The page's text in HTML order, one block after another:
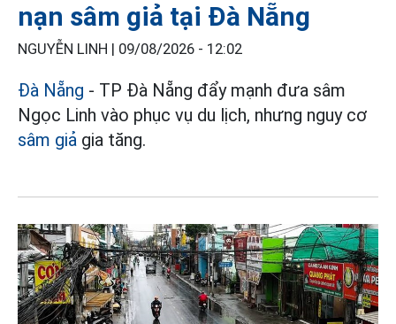
nạn sâm giả tại Đà Nẵng
NGUYỄN LINH | 09/08/2026 - 12:02
Đà Nẵng - TP Đà Nẵng đẩy mạnh đưa sâm
Ngọc Linh vào phục vụ du lịch, nhưng nguy cơ
sâm giả gia tăng.